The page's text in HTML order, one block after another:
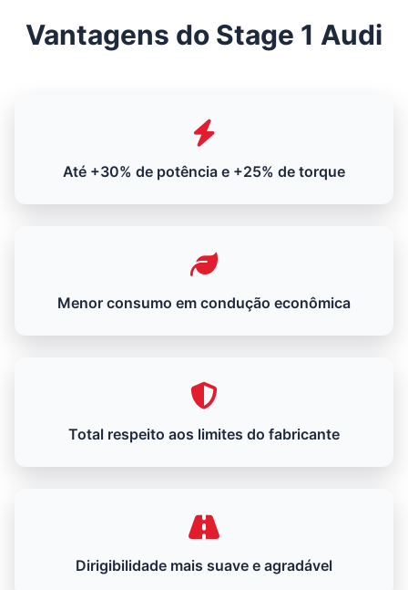
Vantagens do Stage 1 Audi
Até +30% de potência e +25% de torque
Menor consumo em condução econômica
Total respeito aos limites do fabricante
Dirigibilidade mais suave e agradável